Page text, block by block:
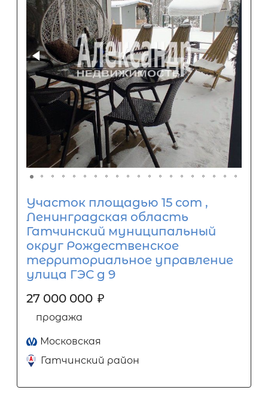
Участок площадью 15 сот ,
Ленинградская область
Гатчинский муниципальный
округ Рождественское
территориальное управление
улица ГЭС д 9
27 000 000 ₽
продажа
Московская
Гатчинский район